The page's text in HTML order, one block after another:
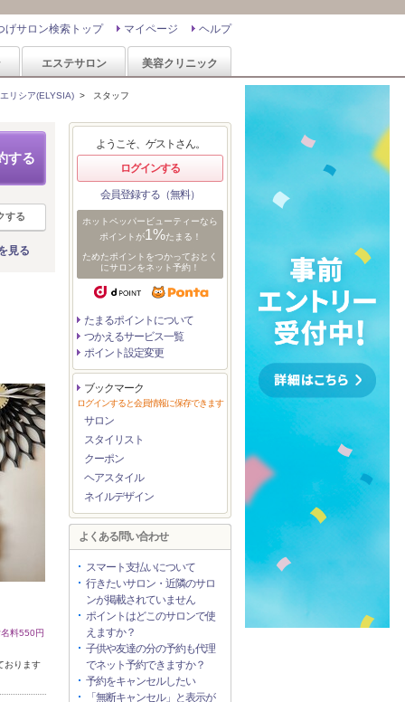
ヘルプ
マイページ
げサロン検索トップ
エステサロン 美容クリニック
エリシア(ELYSIA) > スタッフ
する
する
見る
料550円
おります
ようこそ、ゲストさん。
ログインする
会員登録する（無料）
ホットペッパービューティーなら
ポイントが1%たまる！
ためたポイントをつかっておとく
にサロンをネット予約！
たまるポイントについて
つかえるサービス一覧
ポイント設定変更
ブックマーク
ログインすると会員情報に保存できます
サロン
スタイリスト
クーポン
ヘアスタイル
ネイルデザイン
よくある問い合わせ
スマート支払いについて
行きたいサロン・近隣のサロ
ンが掲載されていません
ポイントはどこのサロンで使
えますか？
子供や友達の分の予約も代理
でネット予約できますか？
予約をキャンセルしたい
「無断キャンセル」と表示が